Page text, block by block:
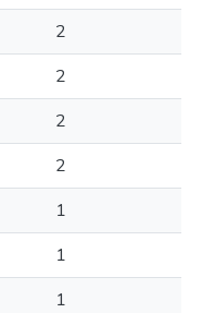
2
2
2
2
1
1
1